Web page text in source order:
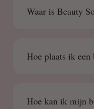
Waar is Beauty
Hoe plaats ik een
Hoe kan ik mijn